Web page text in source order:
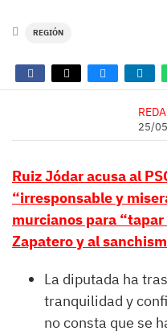
REGIÓN
25/
Ruiz Jódar acusa al
“irresponsable y
murcianos para
Zapatero y al
La diputada ha
tranquilidad y
no consta que se